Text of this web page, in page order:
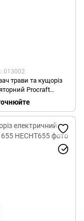
013002
трави та кущоріз
Procraft